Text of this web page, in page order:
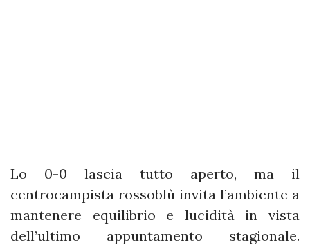
Lo 0-0 lascia tutto aperto, ma il
centrocampista rossoblù invita l’ambiente a
mantenere equilibrio e lucidità in vista
dell’ultimo appuntamento stagionale.